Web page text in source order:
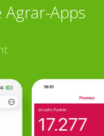
Agrar-Apps